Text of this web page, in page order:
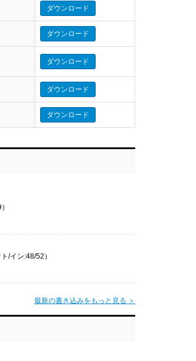
ダウンロード
ダウンロード
ダウンロード
ダウンロード
ダウンロード
/イン:48/52）
最新の書き込みをもっと見る ＞